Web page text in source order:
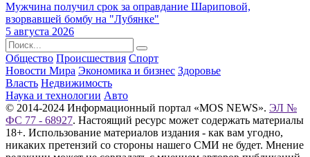
Мужчина получил срок за оправдание Шариповой,
взорвавшей бомбу на "Лубянке"
5 августа 2026
Общество Происшествия Спорт
Новости Мира Экономика и бизнес Здоровье
Власть Недвижимость
Наука и технологии Авто
© 2014-2024 Информационный портал «MOS NEWS». ЭЛ №
ФС 77 - 68927. Настоящий ресурс может содержать материалы
18+. Использование материалов издания - как вам угодно,
никаких претензий со стороны нашего СМИ не будет. Мнение